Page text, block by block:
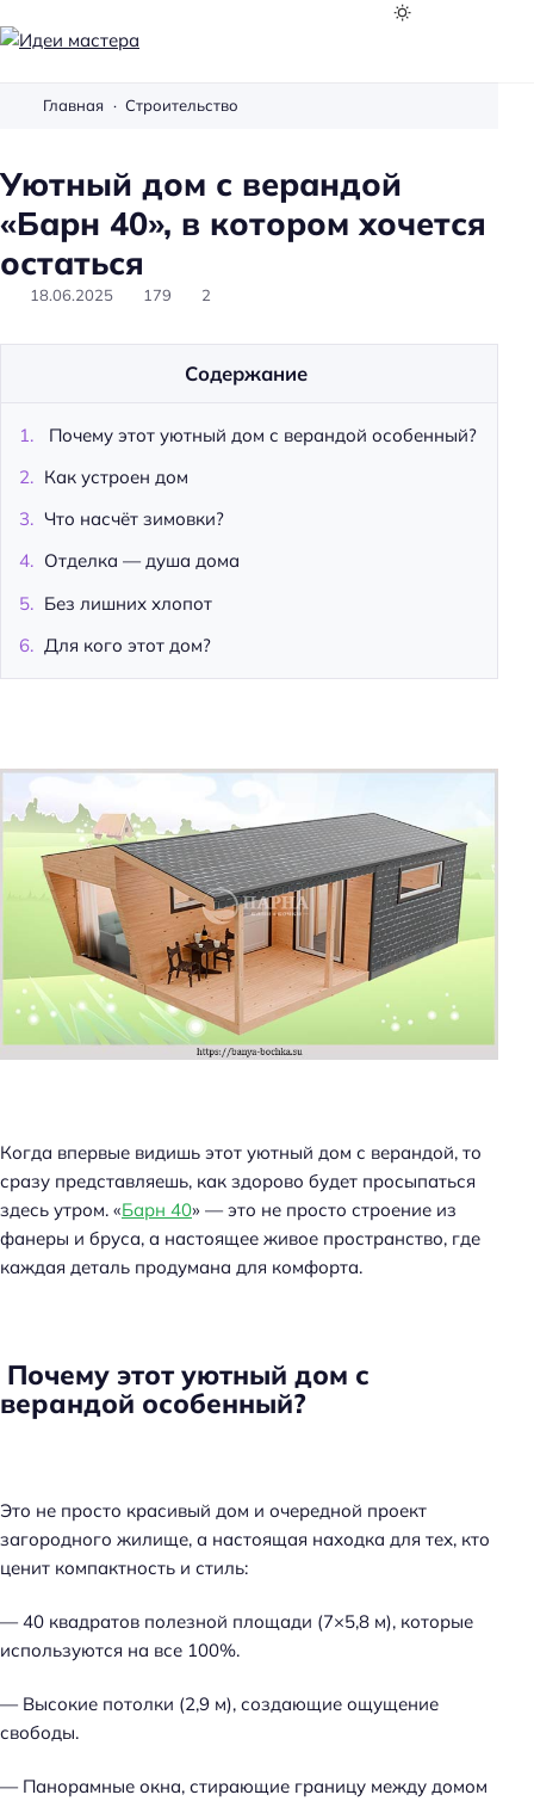
м
с
т
Главная Строительство
Уютный дом с верандой
«Барн 40», в котором хочется
остаться
18.06.2025 179 2
Когда впервые видишь этот уютный дом с верандой, то
сразу представляешь, как здорово будет просыпаться
здесь утром. «Барн 40» — это не просто строение из
фанеры и бруса, а настоящее живое пространство, где
каждая деталь продумана для комфорта.
Почему этот уютный дом с
верандой особенный?
Это не просто красивый дом и очередной проект
загородного жилище, а настоящая находка для тех, кто
ценит компактность и стиль:
— 40 квадратов полезной площади (7×5,8 м), которые
используются на все 100%.
— Высокие потолки (2,9 м), создающие ощущение
свободы.
— Панорамные окна, стирающие границу между домом
Содержание
Почему этот уютный дом с верандой особенный?
Как устроен дом
Что насчёт зимовки?
Отделка — душа дома
Без лишних хлопот
Для кого этот дом?